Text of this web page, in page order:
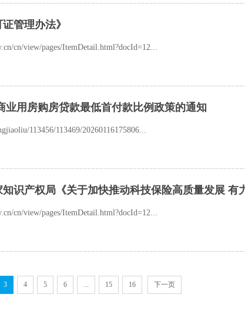
管理办法》
cn/view/pages/ItemDetail.html?docId=12...
用房购房贷款最低首付款比例政策的通知
113456/113469/20260116175806...
cn/view/pages/ItemDetail.html?docId=12...
3 4 5 6 ... 15 16 下一页